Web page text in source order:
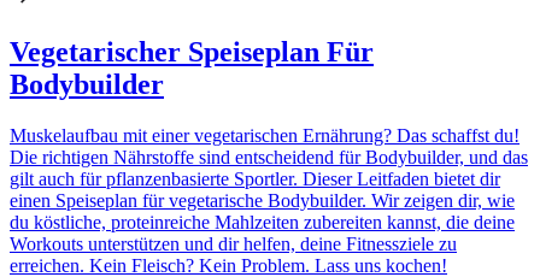
Vegetarischer Speiseplan Für
Bodybuilder
Muskelaufbau mit einer vegetarischen Ernährung? Das schaffst du!
Die richtigen Nährstoffe sind entscheidend für Bodybuilder, und das
gilt auch für pflanzenbasierte Sportler. Dieser Leitfaden bietet dir
einen Speiseplan für vegetarische Bodybuilder. Wir zeigen dir, wie
du köstliche, proteinreiche Mahlzeiten zubereiten kannst, die deine
Workouts unterstützen und dir helfen, deine Fitnessziele zu
erreichen. Kein Fleisch? Kein Problem. Lass uns kochen!